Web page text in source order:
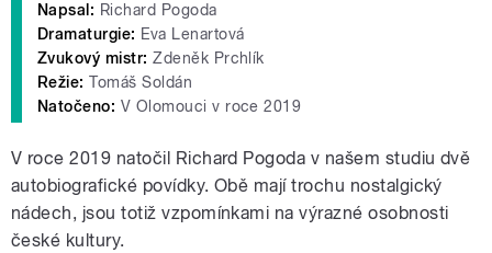
Napsal: Richard Pogoda
Dramaturgie: Eva Lenartová
Zvukový mistr: Zdeněk Prchlík
Režie: Tomáš Soldán
Natočeno: V Olomouci v roce 2019
V roce 2019 natočil Richard Pogoda v našem studiu dvě
autobiografické povídky. Obě mají trochu nostalgický
nádech, jsou totiž vzpomínkami na výrazné osobnosti
české kultury.